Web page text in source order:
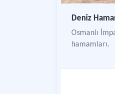
Deniz
Osmanlı
hamamları.